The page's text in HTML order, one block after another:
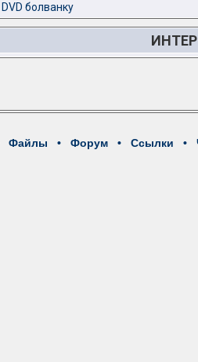
болванку
Файлы • Форум • Ссылки •